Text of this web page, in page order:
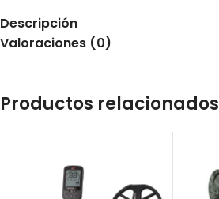
Descripción
Valoraciones (0)
Productos relacionados